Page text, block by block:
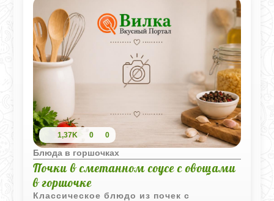
1,37K 0 0
Блюда в горшочках
Почки в сметанном соусе с овощами
в горшочке
Классическое блюдо из почек с